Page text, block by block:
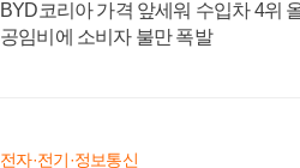
BYD코리아 가격 앞세워 수입차 4위
공임비에 소비자 불만 폭발
전자·전기·정보통신